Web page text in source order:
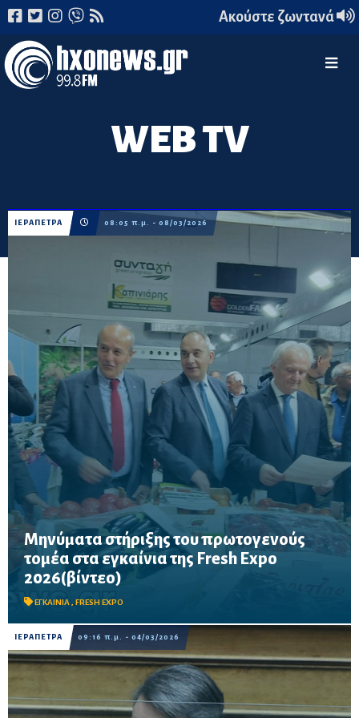
Ακούστε ζωντανά
WEB TV
ΙΕΡΑΠΕΤΡΑ 08:05 π.μ. - 08/03/2026
Μηνύματα στήριξης του πρωτογενούς
τομέα στα εγκαίνια της Fresh Expo
2026(βίντεο)
ΕΓΚΑΙΝΙΑ , FRESH EXPO
Ανδριανός, Πλακιωτάκης και Σπυριδάκη ανέδειξαν τον
καθοριστικό ρόλο της Ιεράπετρας στη θερμοκηπιακή
παραγωγή και τη σημασία της έκθεσης για την εξωστρέφεια και
τις νέες αγορές.
ΙΕΡΑΠΕΤΡΑ 09:16 π.μ. - 04/03/2026